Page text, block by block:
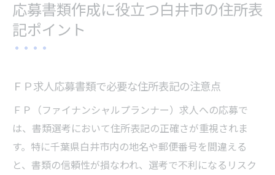
応募書類作成に役立つ白井市の住所表
記ポイント
ＦＰ求人応募書類で必要な住所表記の注意点
ＦＰ（ファイナンシャルプランナー）求人への応募で
は、書類選考において住所表記の正確さが重視されま
す。特に千葉県白井市内の地名や郵便番号を間違える
と、書類の信頼性が損なわれ、選考で不利になるリスク